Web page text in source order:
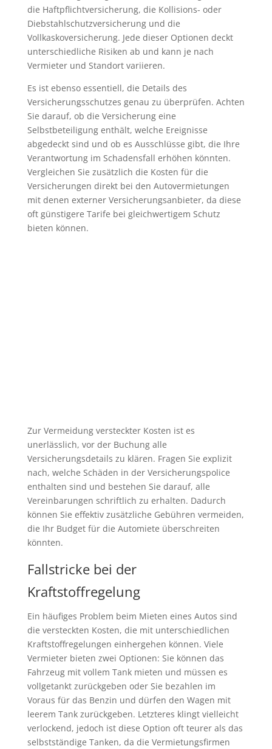
die Haftpflichtversicherung, die Kollisions- oder
Diebstahlschutzversicherung und die
Vollkaskoversicherung. Jede dieser Optionen deckt
unterschiedliche Risiken ab und kann je nach
Vermieter und Standort variieren.
Es ist ebenso essentiell, die Details des
Versicherungsschutzes genau zu überprüfen. Achten
Sie darauf, ob die Versicherung eine
Selbstbeteiligung enthält, welche Ereignisse
abgedeckt sind und ob es Ausschlüsse gibt, die Ihre
Verantwortung im Schadensfall erhöhen könnten.
Vergleichen Sie zusätzlich die Kosten für die
Versicherungen direkt bei den Autovermietungen
mit denen externer Versicherungsanbieter, da diese
oft günstigere Tarife bei gleichwertigem Schutz
bieten können.
Zur Vermeidung versteckter Kosten ist es
unerlässlich, vor der Buchung alle
Versicherungsdetails zu klären. Fragen Sie explizit
nach, welche Schäden in der Versicherungspolice
enthalten sind und bestehen Sie darauf, alle
Vereinbarungen schriftlich zu erhalten. Dadurch
können Sie effektiv zusätzliche Gebühren vermeiden,
die Ihr Budget für die Automiete überschreiten
könnten.
Fallstricke bei der
Kraftstoffregelung
Ein häufiges Problem beim Mieten eines Autos sind
die versteckten Kosten, die mit unterschiedlichen
Kraftstoffregelungen einhergehen können. Viele
Vermieter bieten zwei Optionen: Sie können das
Fahrzeug mit vollem Tank mieten und müssen es
vollgetankt zurückgeben oder Sie bezahlen im
Voraus für das Benzin und dürfen den Wagen mit
leerem Tank zurückgeben. Letzteres klingt vielleicht
verlockend, jedoch ist diese Option oft teurer als das
selbstständige Tanken, da die Vermietungsfirmen